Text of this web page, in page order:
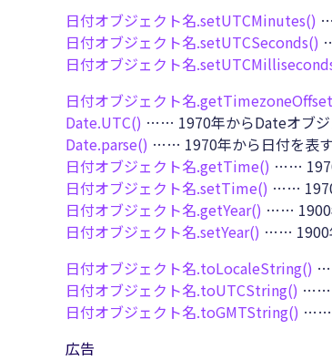
日付オブジェクト名.setUTCMinutes()
日付オブジェクト名.setUTCSeconds()
日付オブジェクト名.
日付オブジェクト名.
Date.UTC() …… 1970年からDateオブジ
Date.parse() …… 1970年から日付を表
日付オブジェクト名.getTime() ……
日付オブジェクト名.setTime() ……
日付オブジェクト名.getYear() …… 1900
日付オブジェクト名.setYear() …… 1900
日付オブジェクト名.toLocaleString()
日付オブジェクト名.toUTCString() ……
日付オブジェクト名.toGMTString() ……
広告